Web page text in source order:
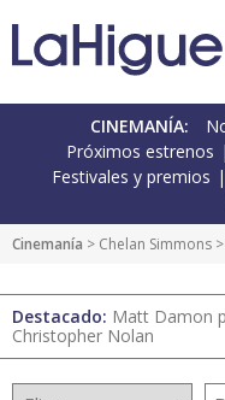
CINEMANÍA:
Próximos estrenos
Festivales y premios
Cinemanía > Chelan Simmons >
Destacado: Matt Damon
Christopher Nolan